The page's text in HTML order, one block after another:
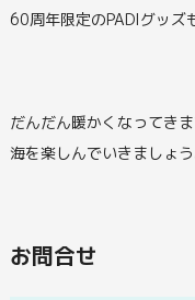
60周年限定のPADIグッ
だんだん暖かくなってきま
海を楽しんでいきましょ
お問合せ